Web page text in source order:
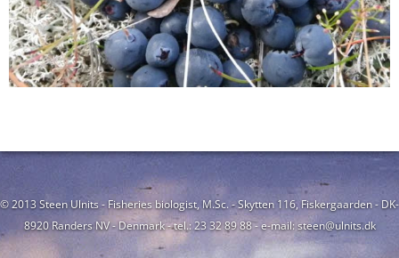
© 2013 Steen Ulnits - Fisheries biologist, M.Sc. - Skytten 116, Fiskergaarden - DK-
8920 Randers NV - Denmark - tel.: 23 32 89 88 - e-mail: steen@ulnits.dk